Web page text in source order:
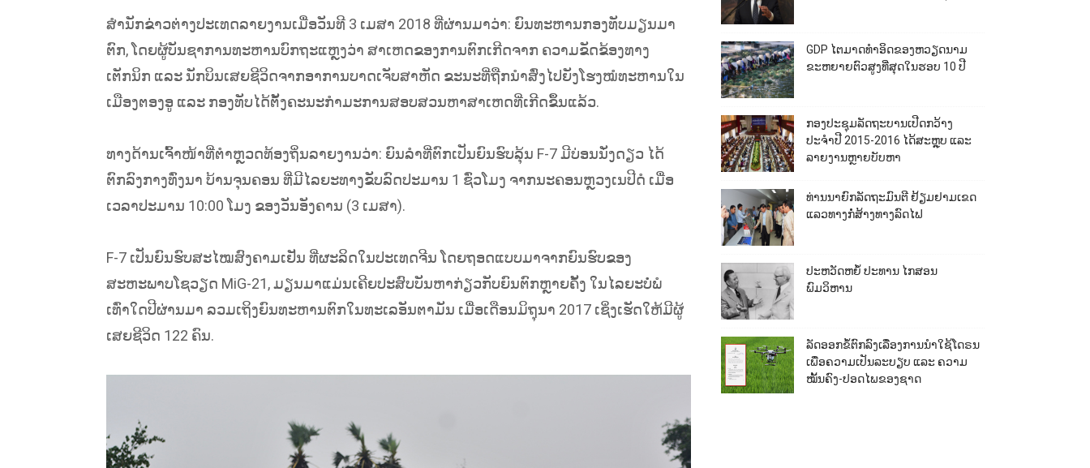
ສຳນັກຂ່າວຕ່າງປະເທດລາຍງານເມື່ອວັນທີ 3 ເມສາ 2018 ທີ່ຜ່ານມາວ່າ: ຍົນທະຫານກອງທັບມຽນມາ
ຕົກ, ໂດຍຜູ້ບັນຊາການທະຫານບົກຖະແຫຼງວ່າ ສາເຫດຂອງການຕົກເກີດຈາກ ຄວາມຂັດຂ້ອງທາງ
ເຕັກນິກ ແລະ ນັກບິນເສຍຊີວິດຈາກອາການບາດເຈັບສາຫັດ ຂະນະທີ່ຖືກນຳສົ່ງໄປຍັງໂຮງໝໍທະຫານໃນ
ເມືອງຕອງອູ ແລະ ກອງທັບໄດ້ຕັ້ງຄະນະກຳມະການສອບສວນຫາສາເຫດທີ່ເກີດຂຶ້ນແລ້ວ.
ທາງດ້ານເຈົ້າໜ້າທີ່ຕຳຫຼວດທ້ອງຖິ່ນລາຍງານວ່າ: ຍົນລຳທີ່ຕົກເປັນຍົນຮົບລຸ້ນ F-7 ມີບ່ອນນັ່ງດຽວ ໄດ້
ຕົກລົງກາງທົ່ງນາ ບ້ານຈຸນຄອນ ທີ່ມີໄລຍະທາງຂັບລົດປະມານ 1 ຊົ່ວໂມງ ຈາກນະຄອນຫຼວງເນປີດໍ ເມື່ອ
ເວລາປະມານ 10:00 ໂມງ ຂອງວັນອັງຄານ (3 ເມສາ).
F-7 ເປັນຍົນຮົບສະໄໝສົງຄາມເຢັນ ທີ່ຜະລິດໃນປະເທດຈີນ ໂດຍຖອດແບບມາຈາກຍົນຮົບຂອງ
ສະຫະພາບໂຊວຽດ MiG-21, ມຽນມາແມ່ນເຄີຍປະສົບບັນຫາກ່ຽວກັບຍົນຕົກຫຼາຍຄັ້ງ ໃນໄລຍະບໍ່ພໍ
ເທົ່າໃດປີຜ່ານມາ ລວມເຖິງຍົນທະຫານຕົກໃນທະເລອັນຕາມັນ ເມື່ອເດືອນມິຖຸນາ 2017 ເຊິ່ງເຮັດໃຫ້ມີຜູ້
ເສຍຊີວິດ 122​ ຄົນ.
GDP ໄຕມາດທຳອິດຂອງຫວຽດນາມ
ຂະຫຍາຍຕົວສູງທີ່ສຸດໃນຮອບ 10​ ປີ
ກອງປະຊຸມລັດຖະບານເປີດກວ້າງ
ປະຈຳປີ 2015-2016 ໄດ້ສະຫຼຸບ ແລະ
ລາຍງານຫຼາຍບັບຫາ
ທ່ານນາຍົກລັດຖະມົນຕີ ຢ້ຽມຢາມເຂດ
ແລວທາງກໍ່ສ້າງທາງລົດໄຟ
ປະຫວັດຫຍໍ້ ປະທານ ໄກສອນ
ພົມວິຫານ
ລັດອອກຂໍ້ຕົກລົງເລື່ອງການນຳໃຊ້ໂດຣນ
ເພື່ອຄວາມເປັນລະບຽບ ແລະ ຄວາມ
ໝັ້ນຄົງ-ປອດໄພຂອງຊາດ